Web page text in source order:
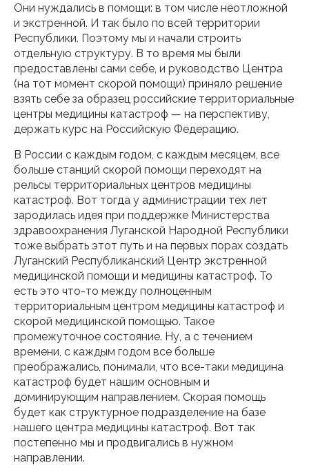
Они нуждались в помощи: в том числе неотложной
и экстренной. И так было по всей территории
Республики. Поэтому мы и начали строить
отдельную структуру. В то время мы были
предоставлены сами себе, и руководство Центра
(на тот момент скорой помощи) приняло решение
взять себе за образец российские территориальные
центры медицины катастроф — на перспективу,
держать курс на Российскую Федерацию.
В России с каждым годом, с каждым месяцем, все
больше станций скорой помощи переходят на
рельсы территориальных центров медицины
катастроф. Вот тогда у администрации тех лет
зародилась идея при поддержке Министерства
здравоохранения Луганской Народной Республики
тоже выбрать этот путь и на первых порах создать
Луганский Республиканский Центр экстренной
медицинской помощи и медицины катастроф. То
есть это что-то между полноценным
территориальным центром медицины катастроф и
скорой медицинской помощью. Такое
промежуточное состояние. Ну, а с течением
времени, с каждым годом все больше
преображались, понимали, что все-таки медицина
катастроф будет нашим основным и
доминирующим направлением. Скорая помощь
будет как структурное подразделение на базе
нашего центра медицины катастроф. Вот так
постепенно мы и продвигались в нужном
направлении.